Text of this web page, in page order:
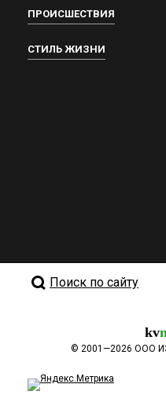
ПРОИСШЕСТВИЯ
СТИЛЬ ЖИЗНИ
Поиск по сайту
kv
© 2001—2026 ООО